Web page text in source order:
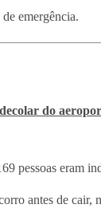
emergência.
do
pessoas eram
antes de cair,